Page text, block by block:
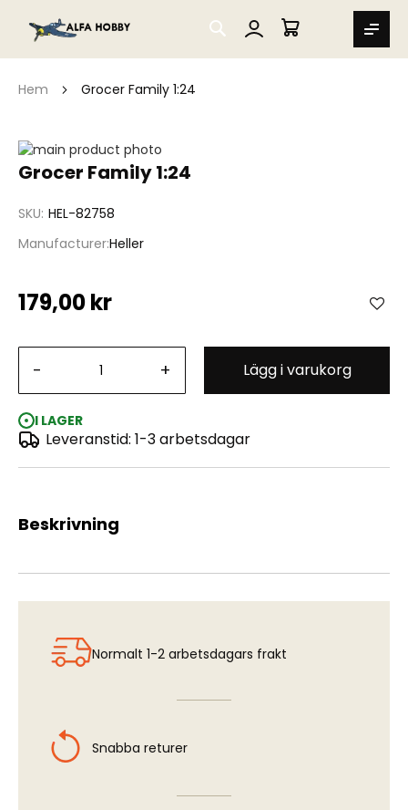
SEARCH
MIN VARUKORG
Hem Grocer Family 1:24
Grocer Family 1:24
SKU HEL-82758
ManufacturerHeller
179,00 kr
- + Lägg i varukorg
I LAGER
Leveranstid: 1-3 arbetsdagar
Hoppa
till
bildgalleriet
Grocer Family 1:24
Hoppa
av
bildgalleriet
Beskrivning
Normalt 1-2 arbetsdagars frakt
Snabba returer